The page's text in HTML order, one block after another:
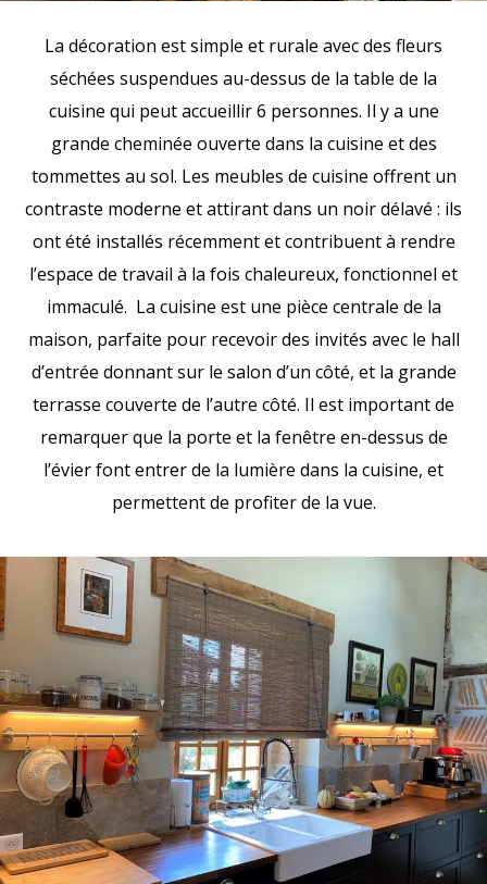
La décoration est simple et rurale avec des fleurs
séchées suspendues au-dessus de la table de la
cuisine qui peut accueillir 6 personnes. Il y a une
grande cheminée ouverte dans la cuisine et des
tommettes au sol. Les meubles de cuisine offrent un
contraste moderne et attirant dans un noir délavé : ils
ont été installés récemment et contribuent à rendre
l’espace de travail à la fois chaleureux, fonctionnel et
immaculé. La cuisine est une pièce centrale de la
maison, parfaite pour recevoir des invités avec le hall
d’entrée donnant sur le salon d’un côté, et la grande
terrasse couverte de l’autre côté. Il est important de
remarquer que la porte et la fenêtre en-dessus de
l’évier font entrer de la lumière dans la cuisine, et
permettent de profiter de la vue.